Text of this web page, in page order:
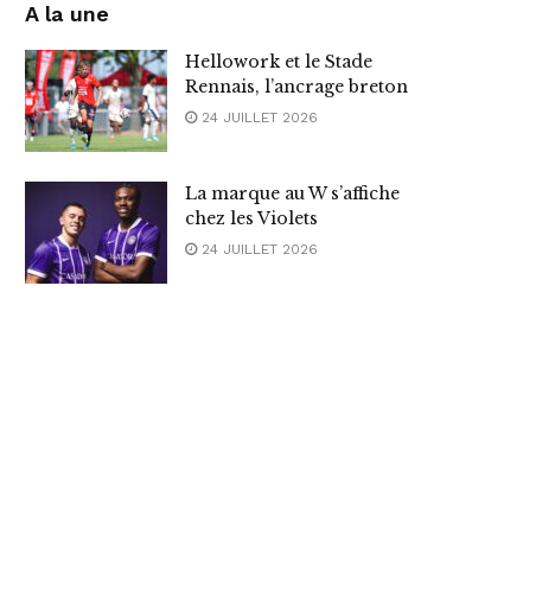
A la une
Hellowork et le Stade
Rennais, l’ancrage breton
24 JUILLET 2026
La marque au W s’affiche
chez les Violets
24 JUILLET 2026